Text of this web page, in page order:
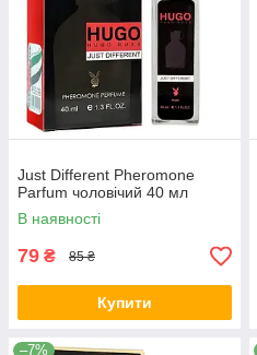
Just Different Pheromone
Parfum чоловічий 40 мл
В наявності
79 ₴ 85 ₴
Купити
–7%